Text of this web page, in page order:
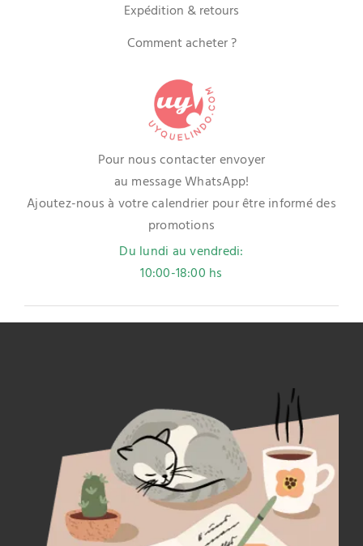
Expédition & retours
Comment acheter ?
Pour nous contacter envoyer
au message WhatsApp!
Ajoutez-nous à votre calendrier pour être informé des
promotions
Du lundi au vendredi:
10:00-18:00 hs